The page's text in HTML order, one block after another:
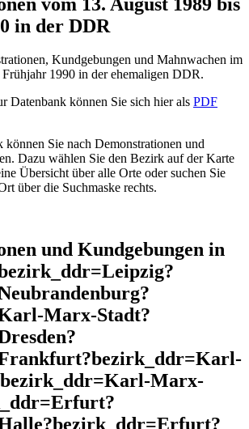
in der DDR
Kundgebungen und Mahnwachen im
1990 in der ehemaligen DDR.
Datenbank können Sie sich hier als PDF
können Sie nach Demonstrationen und
Dazu wählen Sie den Bezirk auf der Karte
Übersicht über alle Orte oder suchen Sie
über die Suchmaske rechts.
und Kundgebungen in
Marx-Stadt?
Marx-